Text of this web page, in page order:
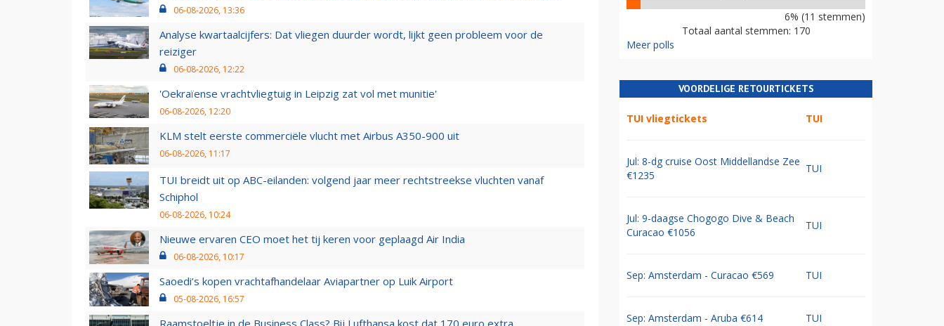
06-08-2026, 13:36
Analyse kwartaalcijfers: Dat vliegen duurder wordt, lijkt geen probleem voor de
reiziger
06-08-2026, 12:22
'Oekraïense vrachtvliegtuig in Leipzig zat vol met munitie'
06-08-2026, 12:20
KLM stelt eerste commerciële vlucht met Airbus A350-900 uit
06-08-2026, 11:17
TUI breidt uit op ABC-eilanden: volgend jaar meer rechtstreekse vluchten vanaf
Schiphol
06-08-2026, 10:24
Nieuwe ervaren CEO moet het tij keren voor geplaagd Air India
06-08-2026, 10:17
Saoedi’s kopen vrachtafhandelaar Aviapartner op Luik Airport
05-08-2026, 16:57
Raamstoeltje in de Business Class? Bij Lufthansa kost dat 170 euro extra
6% (11 stemmen)
Totaal aantal stemmen: 170
Meer polls
VOORDELIGE RETOURTICKETS
TUI vliegtickets TUI
Jul: 8-dg cruise Oost Middellandse Zee
€1235
TUI
Jul: 9-daagse Chogogo Dive & Beach
Curacao €1056
TUI
Sep: Amsterdam - Curacao €569 TUI
Sep: Amsterdam - Aruba €614 TUI